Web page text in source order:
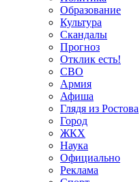
Образование
Культура
Скандалы
Прогноз
Отклик есть!
СВО
Армия
Афиша
Глядя из Ростова
Город
ЖКХ
Наука
Официально
Реклама